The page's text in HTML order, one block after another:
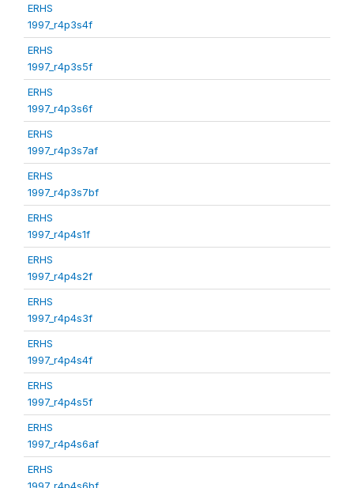
ERHS
1997_r4p3s4f
ERHS
1997_r4p3s5f
ERHS
1997_r4p3s6f
ERHS
1997_r4p3s7af
ERHS
1997_r4p3s7bf
ERHS
1997_r4p4s1f
ERHS
1997_r4p4s2f
ERHS
1997_r4p4s3f
ERHS
1997_r4p4s4f
ERHS
1997_r4p4s5f
ERHS
1997_r4p4s6af
ERHS
1997_r4p4s6bf